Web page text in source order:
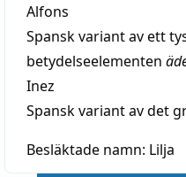
Alfons
Spansk variant av ett
betydelseelementen
Inez
Spansk variant av det
Besläktade namn: Lilja